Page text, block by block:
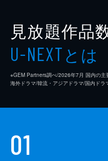
見放題作品
U-NEXTとは
※GEM Partners調べ/2026年7⽉ 国内の
海外ドラマ/韓流・アジアドラマ/国内ドラ
01